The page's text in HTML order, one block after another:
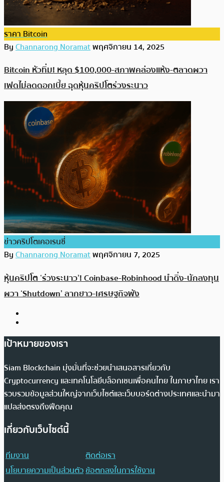
ราคา Bitcoin
ByChannarong Noramatพฤศจิกายน 14, 2025
Bitcoin หัวทิ่ม! หลุด $100,000-สภาพคล่องแห้ง-ตลาดผวา
เฟดไม่ลดดอกเบี้ย ฉุดหุ้นคริปโตร่วงระนาว
ข่าวคริปโตเคอเรนซี่
ByChannarong Noramatพฤศจิกายน 7, 2025
หุ้นคริปโต ‘ร่วงระนาว’! Coinbase-Robinhood นำดิ่ง-นักลงทุน
ผวา ‘Shutdown’ ลากยาว-เศรษฐกิจพัง
เป้าหมายของเรา
Siam Blockchain มุ่งมั่นที่จะช่วยนำเสนอสารเกี่ยวกับ
Cryptocurrency และเทคโนโลยีบล็อกเชนเพื่อคนไทย ในภาษาไทย เรา
รวบรวมข้อมูลส่วนใหญ่จากเว็บไซต์และเว็บบอร์ดต่างประเทศและนำมา
แปลส่งตรงถึงฟีดคุณ
เกี่ยวกับเว็บไซต์นี้
ทีมงาน
ติดต่อเรา
นโยบายความเป็นส่วนตัวข้อตกลงในการใช้งาน